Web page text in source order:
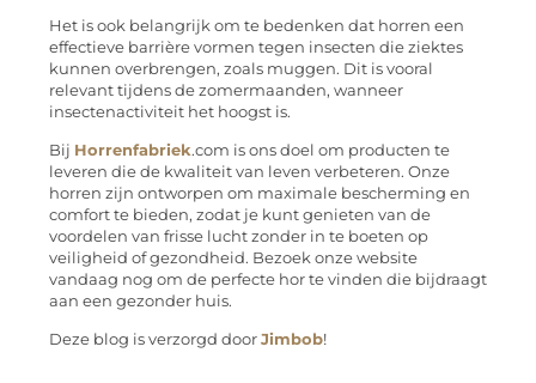
Het is ook belangrijk om te bedenken dat horren een
effectieve barrière vormen tegen insecten die ziektes
kunnen overbrengen, zoals muggen. Dit is vooral
relevant tijdens de zomermaanden, wanneer
insectenactiviteit het hoogst is.
Bij Horrenfabriek.com is ons doel om producten te
leveren die de kwaliteit van leven verbeteren. Onze
horren zijn ontworpen om maximale bescherming en
comfort te bieden, zodat je kunt genieten van de
voordelen van frisse lucht zonder in te boeten op
veiligheid of gezondheid. Bezoek onze website
vandaag nog om de perfecte hor te vinden die bijdraagt
aan een gezonder huis.
Deze blog is verzorgd door Jimbob!